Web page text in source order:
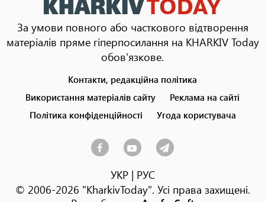
За умови повного або часткового відтворення
матеріалів пряме гіперпосилання на KHARKIV Today
обов'язкове.
menu
Контакти, редакційна політика
Використання матеріалів сайту
Реклама на сайті
Політика конфіденційності
Угода користувача
УКР| РУС
© 2006-2026 "KharkivToday". Усі права захищені.